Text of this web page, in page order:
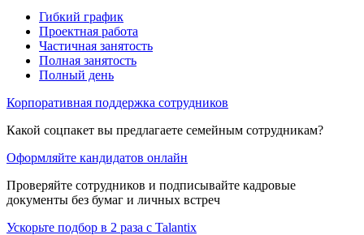
Гибкий график
Проектная работа
Частичная занятость
Полная занятость
Полный день
Корпоративная поддержка сотрудников
Какой соцпакет вы предлагаете семейным сотрудникам?
Оформляйте кандидатов онлайн
Проверяйте сотрудников и подписывайте кадровые
документы без бумаг и личных встреч
Ускорьте подбор в 2 раза с Talantix